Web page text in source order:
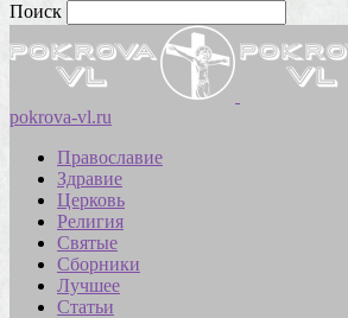
Поиск
pokrova-vl.ru
Православие
Здравие
Церковь
Религия
Святые
Сборники
Лучшее
Статьи